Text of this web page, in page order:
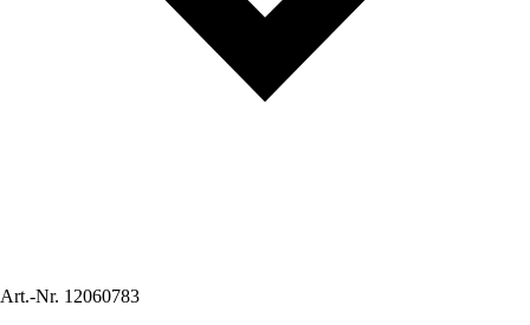
Art.-Nr. 12060783